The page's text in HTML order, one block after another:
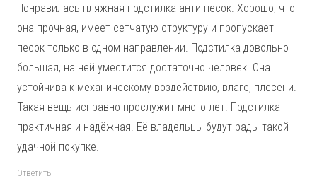
Понравилась пляжная подстилка анти-песок. Хорошо, что
она прочная, имеет сетчатую структуру и пропускает
песок только в одном направлении. Подстилка довольно
большая, на ней уместится достаточно человек. Она
устойчива к механическому воздействию, влаге, плесени.
Такая вещь исправно прослужит много лет. Подстилка
практичная и надёжная. Её владельцы будут рады такой
удачной покупке.
Ответить